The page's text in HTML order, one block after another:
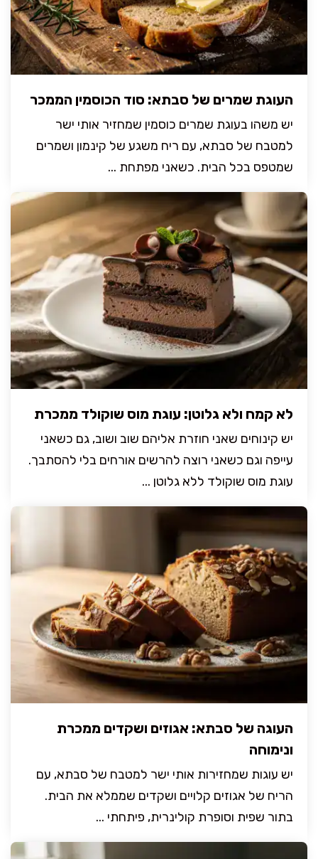
העוגת שמרים של סבתא: סוד הכוסמין הממכר
יש משהו בעוגת שמרים כוסמין שמחזיר אותי ישר
למטבח של סבתא, עם ריח משגע של קינמון ושמרים
שמטפס בכל הבית. כשאני מפתחת ...
לא קמח ולא גלוטן: עוגת מוס שוקולד ממכרת
יש קינוחים שאני חוזרת אליהם שוב ושוב, גם כשאני
עייפה וגם כשאני רוצה להרשים אורחים בלי להסתבך.
עוגת מוס שוקולד ללא גלוטן ...
העוגה של סבתא: אגוזים ושקדים ממכרת
ונימוחה
יש עוגות שמחזירות אותי ישר למטבח של סבתא, עם
הריח של אגוזים קלויים ושקדים שממלא את הבית.
בתור שפית וסופרת קולינרית, פיתחתי ...